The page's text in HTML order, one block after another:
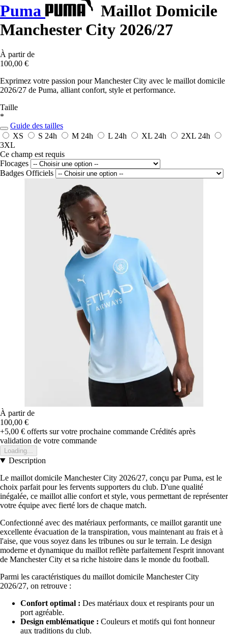
Puma
Maillot Domicile
Manchester City 2026/27
À partir de
100,00 €
Exprimez votre passion pour Manchester City avec le maillot domicile
2026/27 de Puma, alliant confort, style et performance.
Taille
*
Guide des tailles
XS
S 24h M 24h L 24h XL 24h 2XL 24h
3XL
Ce champ est requis
Flocages
Badges Officiels
À partir de
100,00 €
+5,00 € offerts sur votre prochaine commande Crédités après
validation de votre commande
Loading...
Description
Le maillot domicile Manchester City 2026/27, conçu par Puma, est le
choix parfait pour les fervents supporters du club. D'une qualité
inégalée, ce maillot allie confort et style, vous permettant de représenter
votre équipe avec fierté lors de chaque match.
Confectionné avec des matériaux performants, ce maillot garantit une
excellente évacuation de la transpiration, vous maintenant au frais et à
l'aise, que vous soyez dans les tribunes ou sur le terrain. Le design
moderne et dynamique du maillot reflète parfaitement l'esprit innovant
de Manchester City et sa riche histoire dans le monde du football.
Parmi les caractéristiques du maillot domicile Manchester City
2026/27, on retrouve :
Confort optimal : Des matériaux doux et respirants pour un
port agréable.
Design emblématique : Couleurs et motifs qui font honneur
aux traditions du club.